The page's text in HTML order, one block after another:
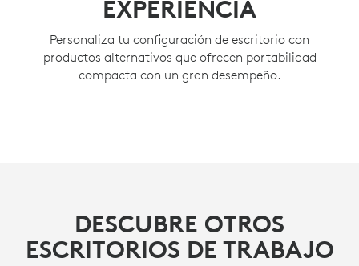
EXPERIENCIA
Personaliza tu configuración de escritorio con
productos alternativos que ofrecen portabilidad
compacta con un gran desempeño.
DESCUBRE OTROS
ESCRITORIOS DE TRABAJO